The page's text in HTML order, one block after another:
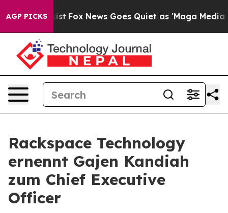
AGP PICKS
Exist Fox News Goes Quiet as 'Maga Media
Rackspace Technology
ernennt Gajen Kandiah
zum Chief Executive
Officer